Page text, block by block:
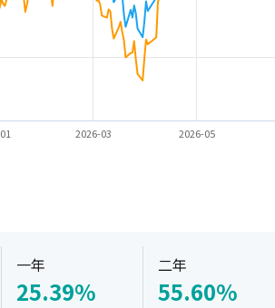
2026-03 2026-05
一年
25.39%
二年
55.60%